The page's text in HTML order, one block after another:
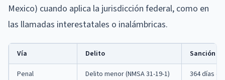
Mexico) cuando aplica la jurisdicción federal, como en
las llamadas interestatales o inalámbricas.
Vía Delito Sanción
Penal Delito menor (NMSA 31-19-1) 364 días